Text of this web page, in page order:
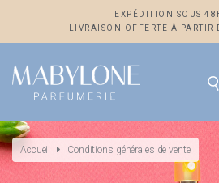
EXPÉDITION SOUS
LIVRAISON OFFERTE À PARTIR
Accueil Conditions générales de vente